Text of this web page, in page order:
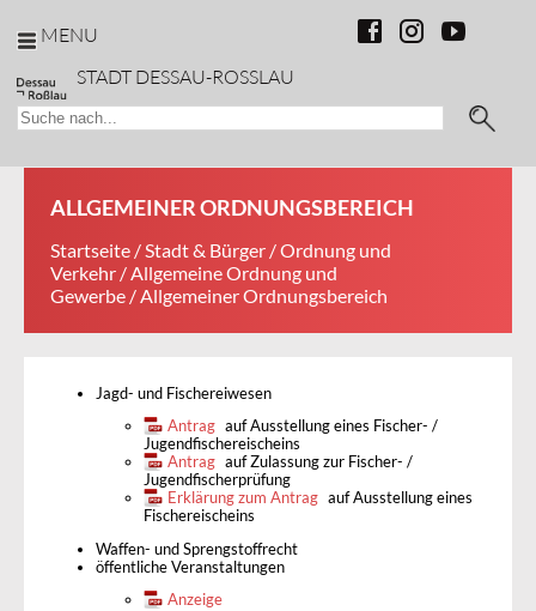
MENU
STADT DESSAU-ROSSLAU
ALLGEMEINER ORDNUNGSBEREICH
Startseite /Stadt & Bürger /Ordnung und
Verkehr /Allgemeine Ordnung und
Gewerbe / Allgemeiner Ordnungsbereich
Jagd- und Fischereiwesen
Antrag auf Ausstellung eines Fischer- /
Jugendfischereischeins
Antrag auf Zulassung zur Fischer- /
Jugendfischerprüfung
Erklärung zum Antrag auf Ausstellung eines
Fischereischeins
Waffen- und Sprengstoffrecht
öffentliche Veranstaltungen
Anzeige